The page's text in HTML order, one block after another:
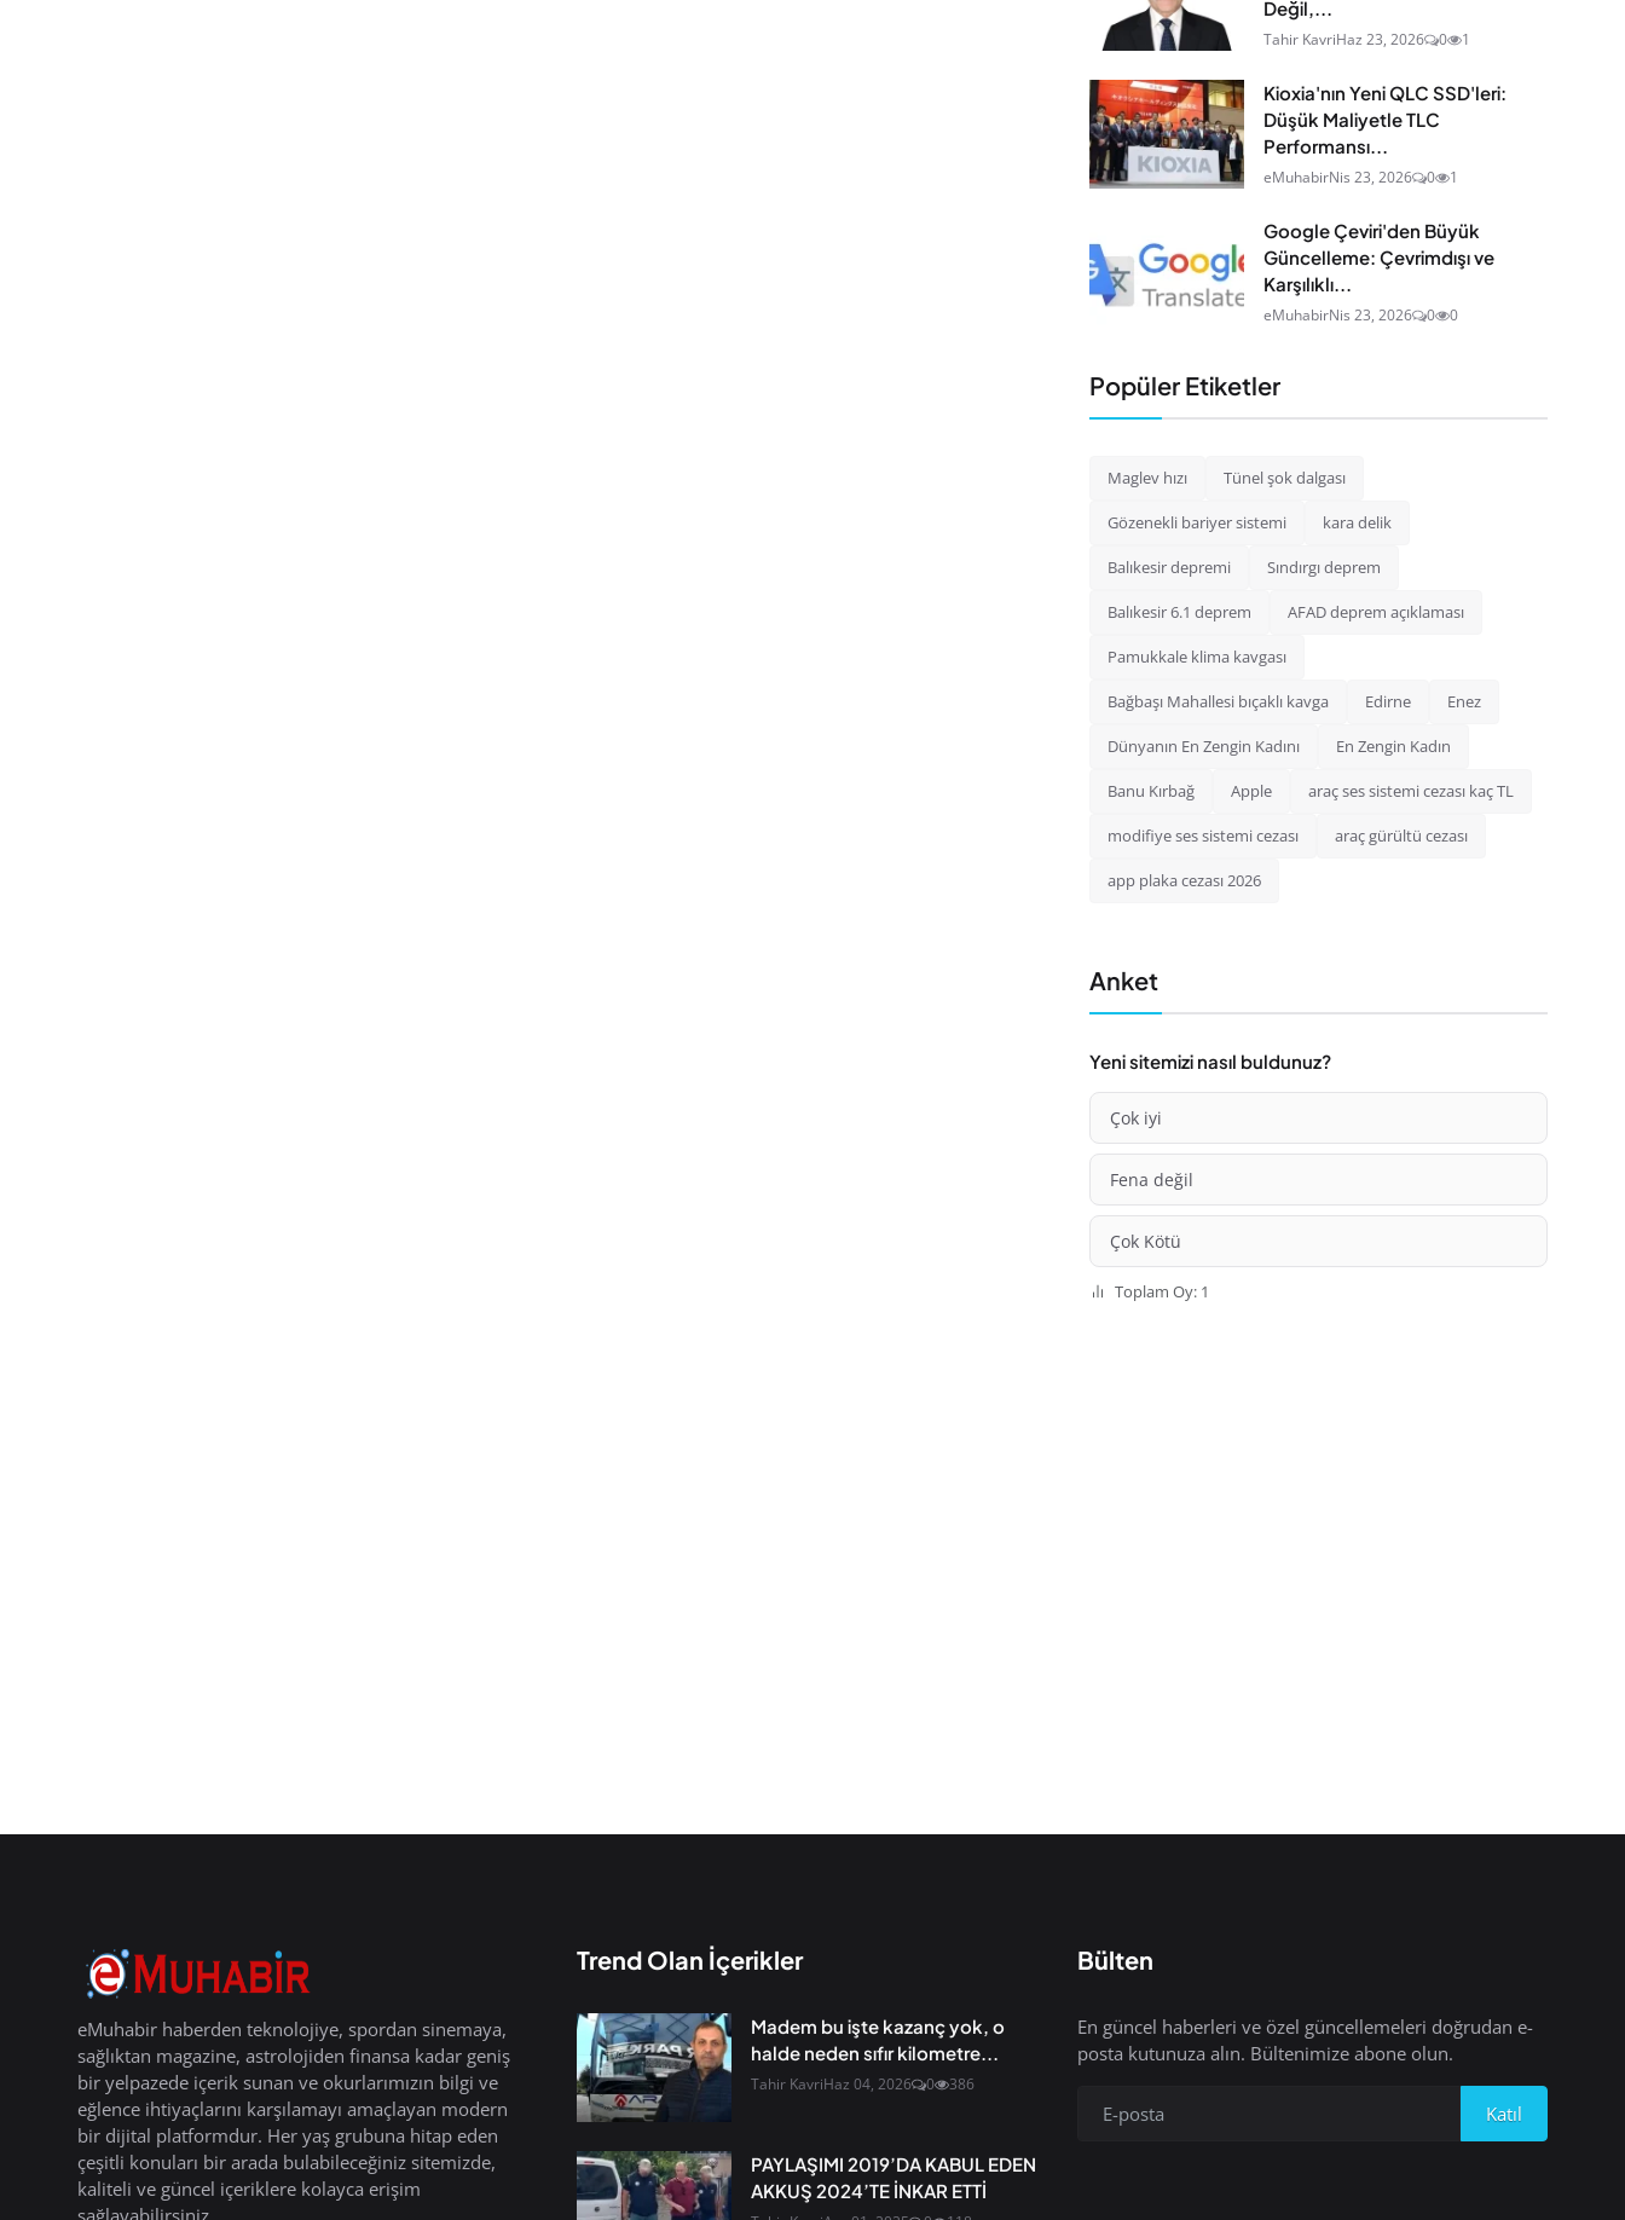
Değil,...
Tahir KavriHaz 23, 2026 0 1
Kioxia'nın Yeni QLC SSD'leri:
Düşük Maliyetle TLC
Performansı...
eMuhabirNis 23, 2026 0 1
Google Çeviri'den Büyük
Güncelleme: Çevrimdışı ve
Karşılıklı...
eMuhabirNis 23, 2026 0 0
Popüler Etiketler
Maglev hızı Tünel şok dalgası
Gözenekli bariyer sistemi kara delik
Balıkesir depremi Sındırgı deprem
Balıkesir 6.1 deprem AFAD deprem açıklaması
Pamukkale klima kavgası
Bağbaşı Mahallesi bıçaklı kavga Edirne Enez
Dünyanın En Zengin Kadını En Zengin Kadın
Banu Kırbağ Apple araç ses sistemi cezası kaç TL
modifiye ses sistemi cezası araç gürültü cezası
app plaka cezası 2026
Anket
Yeni sitemizi nasıl buldunuz?
Çok iyi
Fena değil
Çok Kötü
Toplam Oy: 1
eMuhabir haberden teknolojiye, spordan sinemaya,
sağlıktan magazine, astrolojiden finansa kadar geniş
bir yelpazede içerik sunan ve okurlarımızın bilgi ve
eğlence ihtiyaçlarını karşılamayı amaçlayan modern
bir dijital platformdur. Her yaş grubuna hitap eden
çeşitli konuları bir arada bulabileceğiniz sitemizde,
kaliteli ve güncel içeriklere kolayca erişim
sağlayabilirsiniz.
Trend Olan İçerikler
Madem bu işte kazanç yok, o
halde neden sıfır kilometre...
Tahir KavriHaz 04, 2026 0 386
PAYLAŞIMI 2019’DA KABUL EDEN
AKKUŞ 2024’TE İNKAR ETTİ
Bülten
En güncel haberleri ve özel güncellemeleri doğrudan e-
posta kutunuza alın. Bültenimize abone olun.
Katıl